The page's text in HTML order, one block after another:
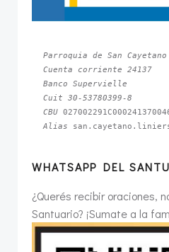
Parroquia de San Cayetano
Cuenta corriente 24137
Banco Supervielle
Cuit 30-53780399-8
CBU
Alias
WHATSAPP DEL
¿Querés recibir oraciones,
Santuario? ¡Sumate a la